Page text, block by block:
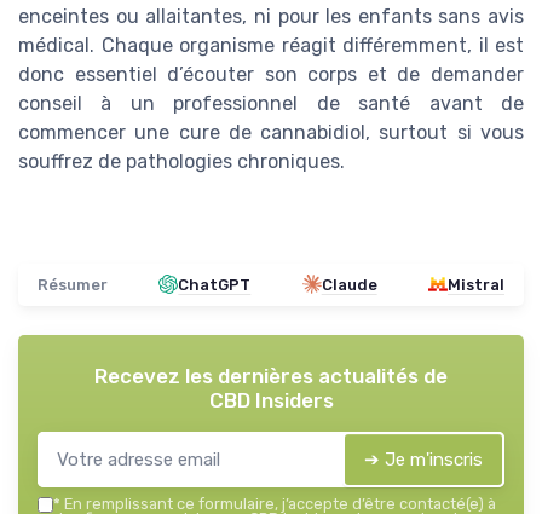
enceintes ou allaitantes, ni pour les enfants sans avis
médical. Chaque organisme réagit différemment, il est
donc essentiel d’écouter son corps et de demander
conseil à un professionnel de santé avant de
commencer une cure de cannabidiol, surtout si vous
souffrez de pathologies chroniques.
Résumer ChatGPT Claude Mistral
Recevez les dernières actualités de
CBD Insiders
➔ Je m'inscris
* En remplissant ce formulaire, j’accepte d’être contacté(e) à